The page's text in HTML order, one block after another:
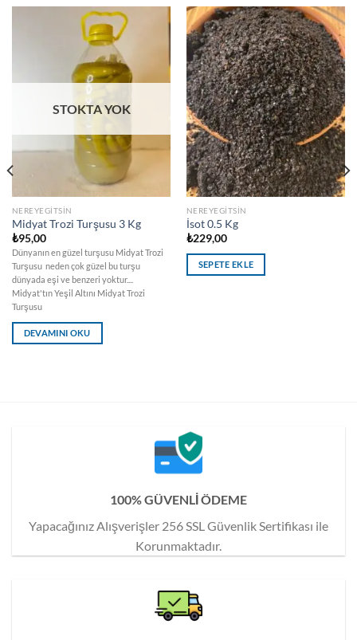
STOKTA YOK
NEREYEGITSIN
Midyat Trozi Turşusu 3 Kg
₺95,00
Dünyanın en güzel turşusu Midyat Trozi
Turşusu neden çok güzel bu turşu
dünyada eşi ve benzeri yoktur....
Midyat'tın Yeşil Altını Midyat Trozi
Turşusu
DEVAMINI OKU
NEREYEGITSIN
İsot 0.5 Kg
₺229,00
SEPETE EKLE
100% GÜVENLİ ÖDEME
Yapacağınız Alışverişler 256 SSL Güvenlik Sertifikası ile
Korunmaktadır.